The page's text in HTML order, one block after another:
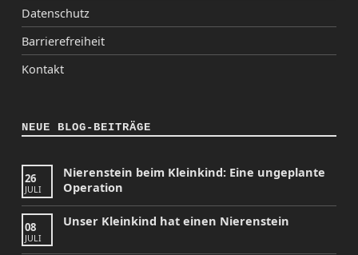
Datenschutz
Barrierefreiheit
Kontakt
NEUE BLOG-BEITRÄGE
26
JULI
Nierenstein beim Kleinkind: Eine ungeplante
Operation
08
JULI
Unser Kleinkind hat einen Nierenstein